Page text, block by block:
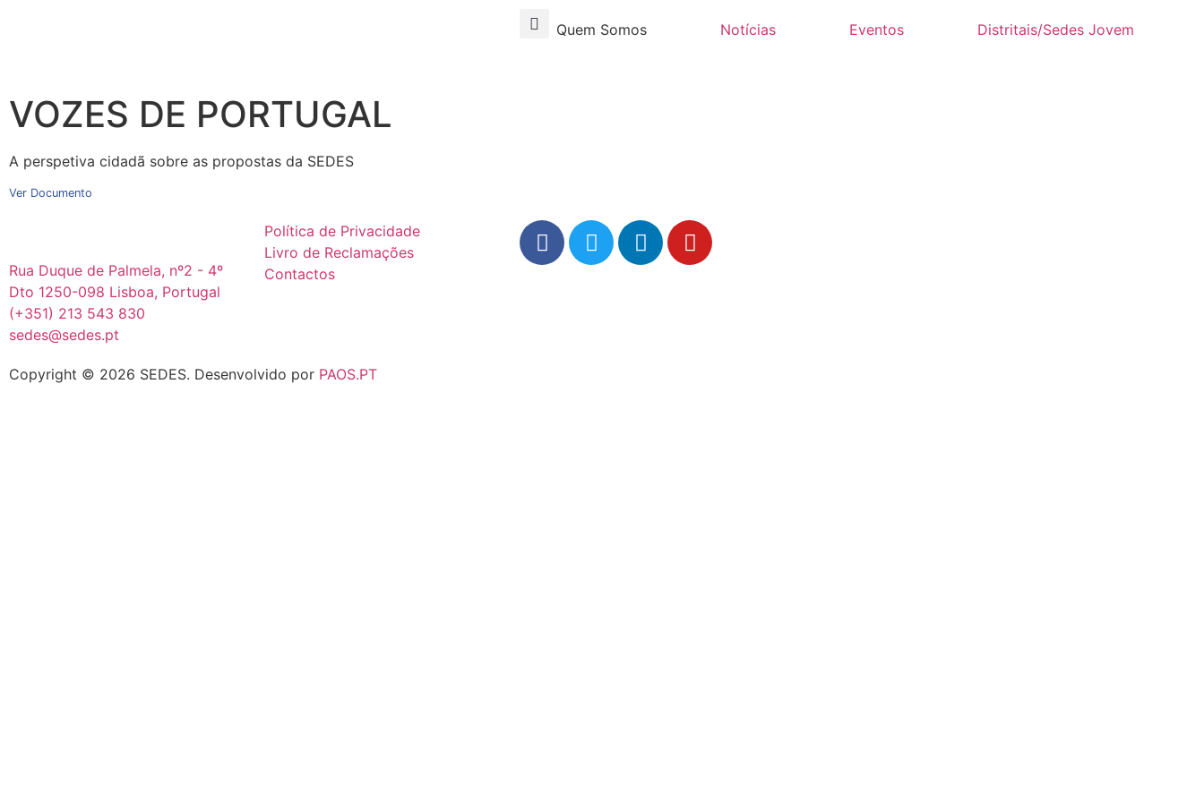
Quem Somos Notícias Eventos Distritais/Sedes Jovem
VOZES DE PORTUGAL
A perspetiva cidadã sobre as propostas da SEDES
Ver Documento
Rua Duque de Palmela, nº2 - 4º
Dto 1250-098 Lisboa, Portugal
(+351) 213 543 830
sedes@sedes.pt
Política de Privacidade
Livro de Reclamações
Contactos
Copyright © 2026 SEDES. Desenvolvido por PAOS.PT